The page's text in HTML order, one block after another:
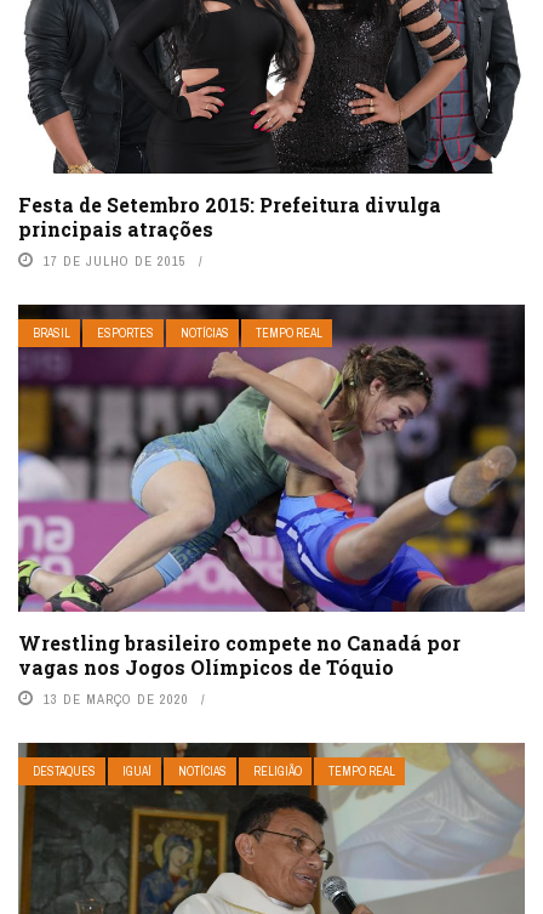
Festa de Setembro 2015: Prefeitura divulga
principais atrações
17 DE JULHO DE 2015
BRASIL ESPORTES NOTÍCIAS TEMPO REAL
Wrestling brasileiro compete no Canadá por
vagas nos Jogos Olímpicos de Tóquio
13 DE MARÇO DE 2020
DESTAQUES IGUAÍ NOTÍCIAS RELIGIÃO TEMPO REAL